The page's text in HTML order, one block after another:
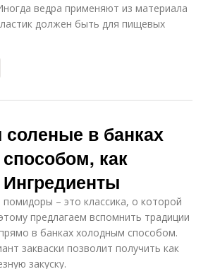
ведра применяют из материала
должен быть для пищевых
в банках
как
– это классика, о которой
предлагаем вспомнить традиции
в банках холодным способом.
закваски позволит получить как
закуску.